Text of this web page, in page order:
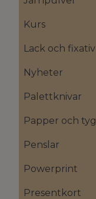
Kurs
Lack och fixativ
Nyheter
Palettknivar
Papper och tyg
Penslar
Powerprint
Presentkort